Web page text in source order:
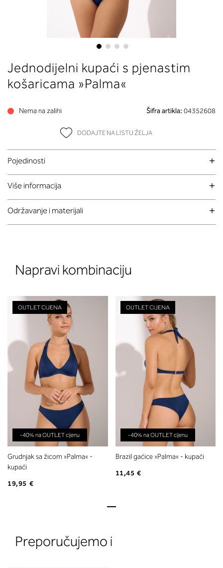
to
the
beginning
the
Jednodijelni kupaći s pjenastim
košaricama »Palma«
Nema na zalihi Šifra artikla: 04352608
DODAJTE NA LISTU ŽELJA
Pojedinosti
Više informacija
Održavanje i materijali
Napravi kombinaciju
-40% na OUTLET cijenu
OUTLET CIJENA
Grudnjak sa žicom »Palma« -
kupaći
19,95 €
OUTLET CIJENA
-40% na OUTLET cijenu
Brazil gaćice »Palma« - kupaći
11,45 €
Preporučujemo i